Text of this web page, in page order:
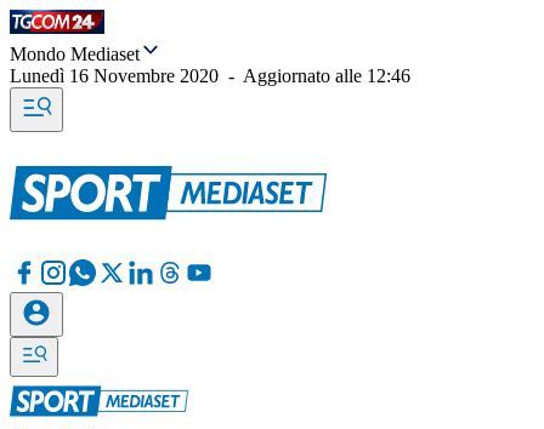
Mondo Mediaset
Lunedì 16 Novembre 2020 - Aggiornato alle 12:46